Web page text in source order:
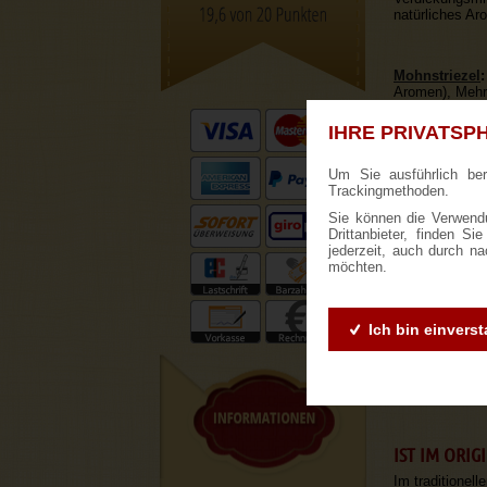
IHRE
Um Sie ausführlich
Trackingmethoden.
Sie können die
Drittanbieter, finden
jederzeit, auch durch
möchten.
Ich bin
natürliches
Mohnstriezel :
Aromen),
Kann Spuren
FAQ ZUR
WELCHE
Um als
Zitronat und
und
IST IM
Im